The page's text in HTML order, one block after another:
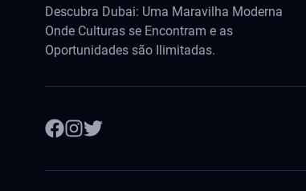
Descubra Dubai: Uma Maravilha Moderna
Onde Culturas se Encontram e as
Oportunidades são Ilimitadas.